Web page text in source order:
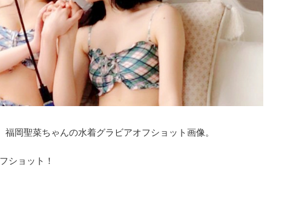
岡聖菜ちゃんの水着グラビアオフショット画像。
ショット！